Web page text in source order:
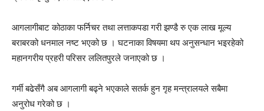
आगलागीबाट कोठाका फर्निचर तथा लत्ताकपडा गरी झण्डै रु एक लाख मूल्य
बराबरको धनमाल नष्ट भएको छ । घटनाका विषयमा थप अनुसन्धान भइरहेको
महानगरीय प्रहरी परिसर ललितपुरले जनाएको छ ।
गर्मी बढेसँगै अब आगलागी बढ्ने भएकाले सतर्क हुन गृह मन्त्रालयले सबैमा
अनुरोध गरेको छ ।